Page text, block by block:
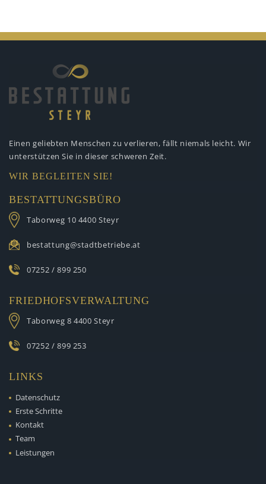
Einen geliebten Menschen zu verlieren, fällt niemals leicht. Wir
unterstützen Sie in dieser schweren Zeit.
WIR BEGLEITEN SIE!
BESTATTUNGSBÜRO
Taborweg 10 4400 Steyr
bestattung@stadtbetriebe.at
07252 / 899 250
FRIEDHOFSVERWALTUNG
Taborweg 8 4400 Steyr
07252 / 899 253
LINKS
Datenschutz
Erste Schritte
Kontakt
Team
Leistungen